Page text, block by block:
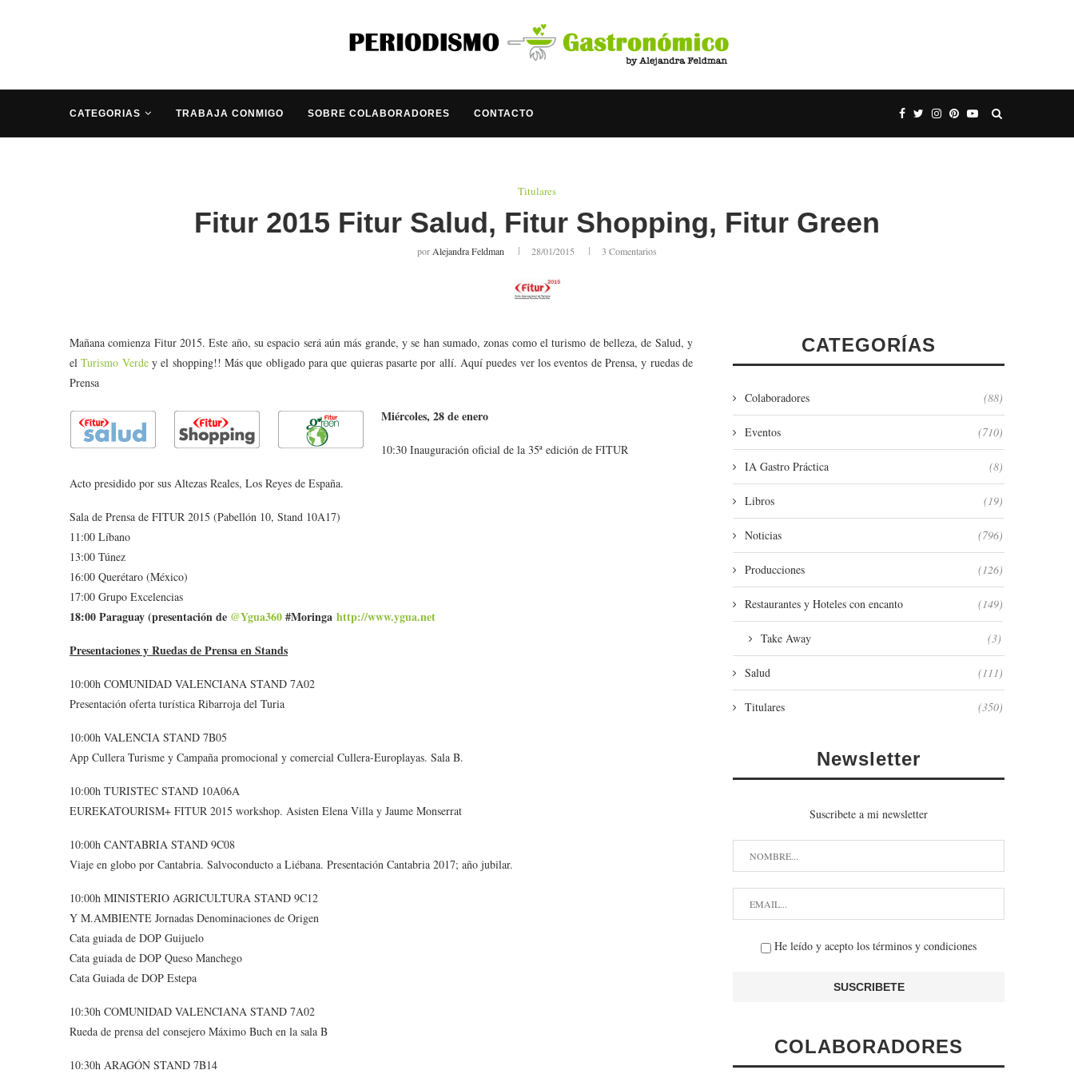
CATEGORIAS TRABAJA CONMIGO SOBRE COLABORADORES CONTACTO
Titulares
Fitur 2015 Fitur Salud, Fitur Shopping, Fitur Green
porAlejandra Feldman 28/01/2015 3 Comentarios
Mañana comienza Fitur 2015. Este año, su espacio será aún más grande, y se han sumado, zonas como el turismo de belleza, de Salud, y
el Turismo Verdey el shopping!! Más que obligado para que quieras pasarte por allí. Aquí puedes ver los eventos de Prensa, y ruedas de
Prensa
Miércoles, 28 de enero
10:30 Inauguración oficial de la 35ª edición de FITUR
Acto presidido por sus Altezas Reales, Los Reyes de España.
Sala de Prensa de FITUR 2015 (Pabellón 10, Stand 10A17)
11:00 Líbano
13:00 Túnez
16:00 Querétaro (México)
17:00 Grupo Excelencias
18:00 Paraguay (presentación de @Ygua360#Moringa http://www.ygua.net
Presentaciones y Ruedas de Prensa en Stands
10:00h COMUNIDAD VALENCIANA STAND 7A02
Presentación oferta turística Ribarroja del Turia
10:00h VALENCIA STAND 7B05
App Cullera Turisme y Campaña promocional y comercial Cullera-Europlayas. Sala B.
10:00h TURISTEC STAND 10A06A
EUREKATOURISM+ FITUR 2015 workshop. Asisten Elena Villa y Jaume Monserrat
10:00h CANTABRIA STAND 9C08
Viaje en globo por Cantabria. Salvoconducto a Liébana. Presentación Cantabria 2017; año jubilar.
10:00h MINISTERIO AGRICULTURA STAND 9C12
Y M.AMBIENTE Jornadas Denominaciones de Origen
Cata guiada de DOP Guijuelo
Cata guiada de DOP Queso Manchego
Cata Guiada de DOP Estepa
10:30h COMUNIDAD VALENCIANA STAND 7A02
Rueda de prensa del consejero Máximo Buch en la sala B
10:30h ARAGÓN STAND 7B14
CATEGORÍAS
Colaboradores (88)
Eventos (710)
IA Gastro Práctica (8)
Libros (19)
Noticias (796)
Producciones (126)
Restaurantes y Hoteles con encanto (149)
Take Away (3)
Salud (111)
Titulares (350)
Newsletter
Suscribete a mi newsletter
He leído y acepto los términos y condiciones
COLABORADORES